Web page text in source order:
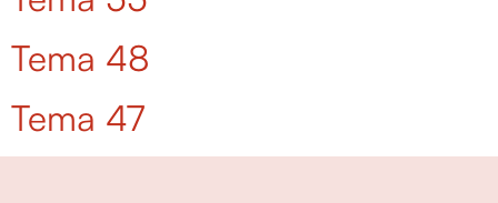
Tema 48
Tema 47